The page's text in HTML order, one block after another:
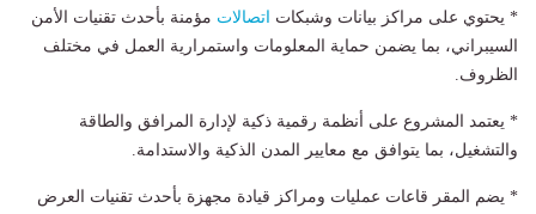
* يحتوي على مراكز بيانات وشبكات اتصالات مؤمنة بأحدث تقنيات الأمن
السيبراني، بما يضمن حماية المعلومات واستمرارية العمل في مختلف
الظروف.
* يعتمد المشروع على أنظمة رقمية ذكية لإدارة المرافق والطاقة
والتشغيل، بما يتوافق مع معايير المدن الذكية والاستدامة.
* يضم المقر قاعات عمليات ومراكز قيادة مجهزة بأحدث تقنيات العرض